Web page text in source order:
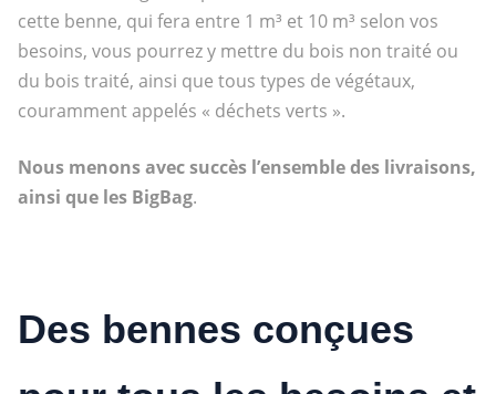
cette benne, qui fera entre 1 m³ et 10 m³ selon vos
besoins, vous pourrez y mettre du bois non traité ou
du bois traité, ainsi que tous types de végétaux,
couramment appelés « déchets verts ».
Nous menons avec succès l’ensemble des livraisons,
ainsi que les BigBag.
Des bennes conçues